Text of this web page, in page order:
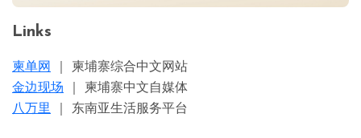
Links
柬单网
｜ 柬埔寨综合中文网站
金边现场 ｜ 柬埔寨中文自媒体
八万里
｜ 东南亚生活服务平台